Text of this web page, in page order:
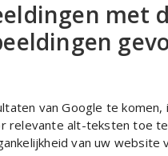
met
van Google te komen,
relevante alt-teksten toe
van uw website